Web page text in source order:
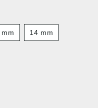
14 mm